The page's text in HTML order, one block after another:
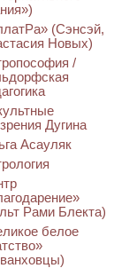
(Сэнсэй,
Новых)
/
Дугина
Асауляк
Рами Блекта)
белое